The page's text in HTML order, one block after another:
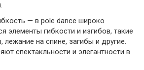
— в pole dance широко
элементы гибкости и изгибов, такие
лежание на спине, загибы и другие.
спектакльности и элегантности в